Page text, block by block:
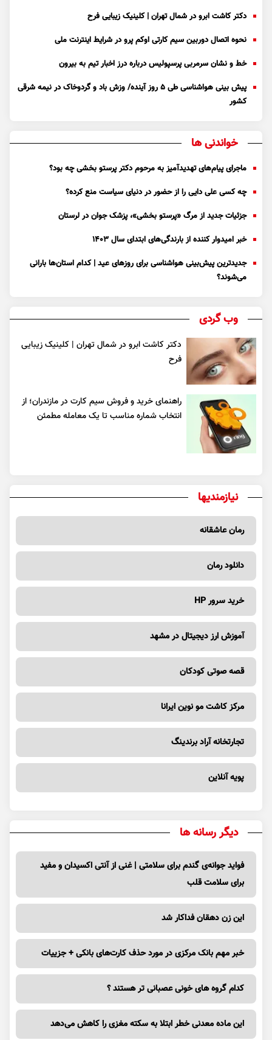
دکتر کاشت ابرو در شمال تهران | کلینیک زیبایی فرح
نحوه اتصال دوربین سیم کارتی اوکم پرو در شرایط اینترنت ملی
خط و نشان سرمربی پرسپولیس درباره درز اخبار تیم به بیرون
پیش بینی هواشناسی طی ۵ روز آینده/ وزش باد و گردوخاک در نیمه شرقی
کشور
خواندنی ها
ماجرای پیام‌های تهدیدآمیز به مرحوم دکتر پرستو بخشی چه بود؟
چه کسی علی دایی را از حضور در دنیای سیاست منع کرده؟
جزئیات جدید از مرگ «پرستو بخشی»، پزشک جوان در لرستان
خبر امیدوار کننده از بارندگی‌های ابتدای سال ۱۴۰۳
جدیدترین پیش‌بینی هواشناسی برای روزهای عید | کدام استان‌ها بارانی
می‌شوند؟
وب گردی
دکتر کاشت ابرو در شمال تهران | کلینیک زیبایی
فرح
راهنمای خرید و فروش سیم کارت در مازندران؛ از
انتخاب شماره مناسب تا یک معامله مطمئن
نیازمندیها
رمان عاشقانه
دانلود رمان
خرید سرور HP
آموزش ارز دیجیتال در مشهد
قصه صوتی کودکان
مرکز کاشت مو نوین ایرانا
تجارتخانه آراد برندینگ
پویه آنلاین
دیگر رسانه ها
فواید جوانه‌ی گندم برای سلامتی | غنی از آنتی اکسیدان و مفید
برای سلامت قلب
این زن دهقان فداکار شد
خبر مهم بانک مرکزی در مورد حذف کارت‌های بانکی + جزییات
کدام گروه های خونی عصبانی تر هستند ؟
این ماده معدنی خطر ابتلا به سکته مغزی را کاهش می‌دهد